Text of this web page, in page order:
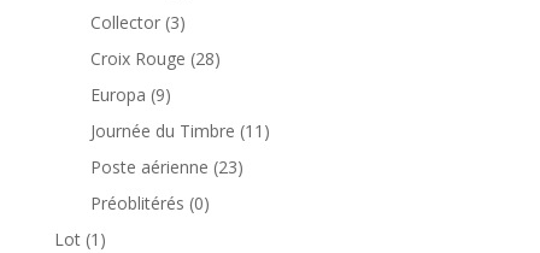
produit
Collector 33
produits
Croix Rouge 2828
Europa 99
produits
Journée du Timbre 11 11
Poste aérienne 2323
Préoblitérés 00
Lot 1 1